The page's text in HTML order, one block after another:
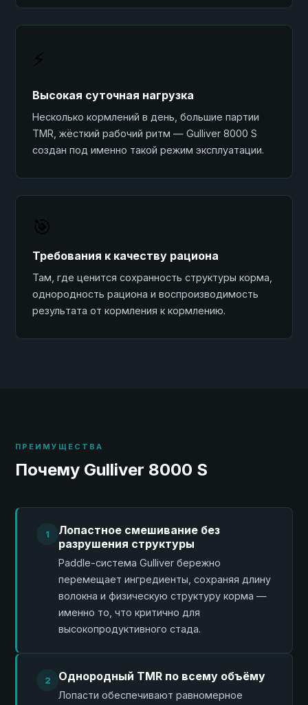
⚡
Высокая суточная нагрузка
Несколько кормлений в день, большие партии
TMR, жёсткий рабочий ритм — Gulliver 8000 S
создан под именно такой режим эксплуатации.
🎯
Требования к качеству рациона
Там, где ценится сохранность структуры корма,
однородность рациона и воспроизводимость
результата от кормления к кормлению.
ПРЕИМУЩЕСТВА
Почему Gulliver 8000 S
1
Лопастное смешивание без
разрушения структуры
Paddle-система Gulliver бережно
перемещает ингредиенты, сохраняя длину
волокна и физическую структуру корма —
именно то, что критично для
высокопродуктивного стада.
2 Однородный TMR по всему объёму
Лопасти обеспечивают равномерное